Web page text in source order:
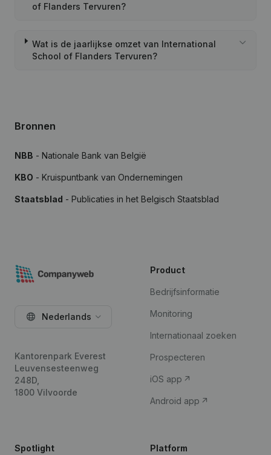
of Flanders Tervuren?
Wat is de jaarlijkse omzet van International
School of Flanders Tervuren?
Bronnen
NBB - Nationale Bank van België
KBO - Kruispuntbank van Ondernemingen
Staatsblad - Publicaties in het Belgisch Staatsblad
Nederlands
Kantorenpark Everest
Leuvensesteenweg
248D,
1800 Vilvoorde
Product
Bedrijfsinformatie
Monitoring
Internationaal zoeken
Prospecteren
iOS app
Android app
Spotlight Platform